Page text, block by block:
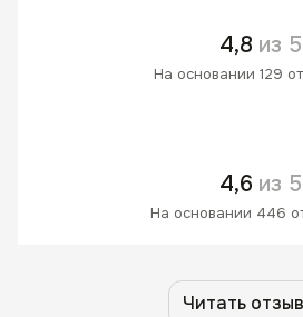
4,8 из 5
На основании 129
4,6 из 5
На основании 446
Читать